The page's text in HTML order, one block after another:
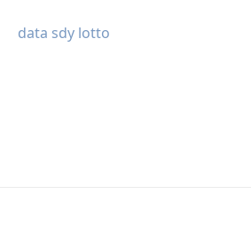
data sdy lotto